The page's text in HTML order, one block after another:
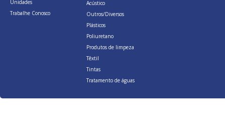
Unidades
Trabalhe Conosco
Acústico
Outros/Diversos
Plásticos
Poliuretano
Produtos de limpeza
Têxtil
Tintas
Tratamento de águas